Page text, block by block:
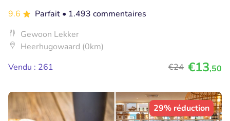
9.6
Parfait • 1.493 commentaires
Gewoon Lekker
Heerhugowaard (0km)
Vendu : 261
€24 €13,50
29% réduction